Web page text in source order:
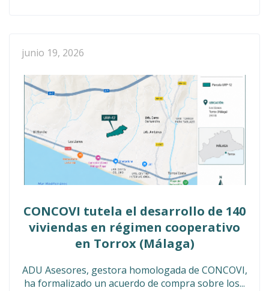
junio 19, 2026
CONCOVI tutela el desarrollo de 140
viviendas en régimen cooperativo
en Torrox (Málaga)
ADU Asesores, gestora homologada de CONCOVI,
ha formalizado un acuerdo de compra sobre los...